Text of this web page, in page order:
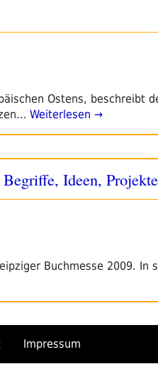
Ostens, beschreibt
Weiterlesen →
Ideen,
Buchmesse 2009. In
Impressum